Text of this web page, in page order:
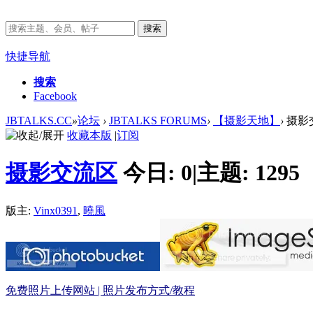
搜索
快捷导航
搜索
Facebook
JBTALKS.CC»论坛 › JBTALKS FORUMS› 【摄影天地】 › 摄影
收藏本版 |订阅
摄影交流区 今日: 0|主题: 1295
版主: Vinx0391 , 曉風
免费照片上传网站 | 照片发布方式/教程